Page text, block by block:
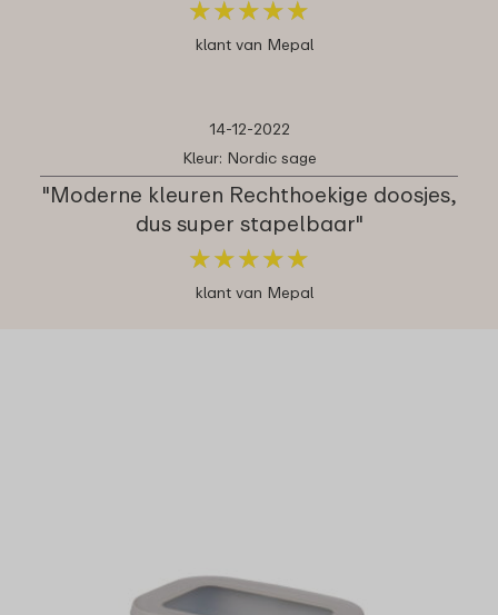
★★★★★
★★★★★
klant van Mepal
14-12-2022
Kleur: Nordic sage
"Moderne kleuren Rechthoekige doosjes,
dus super stapelbaar"
★★★★★
★★★★★
klant van Mepal